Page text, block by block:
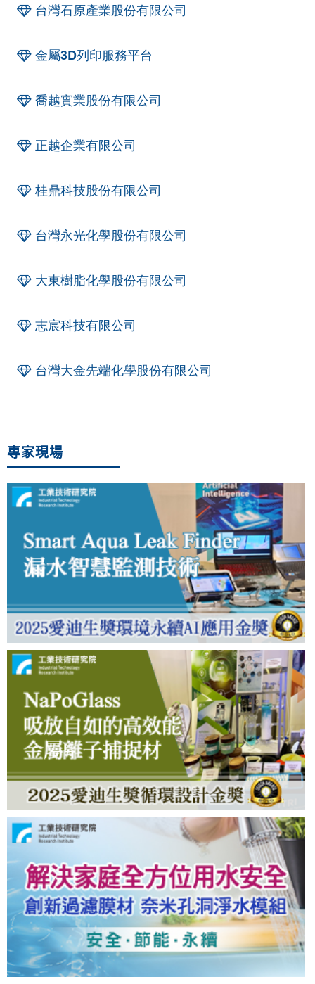
台灣石原產業股份有限公司
金屬3D列印服務平台
喬越實業股份有限公司
正越企業有限公司
桂鼎科技股份有限公司
台灣永光化學股份有限公司
大東樹脂化學股份有限公司
志宸科技有限公司
台灣大金先端化學股份有限公司
專家現場